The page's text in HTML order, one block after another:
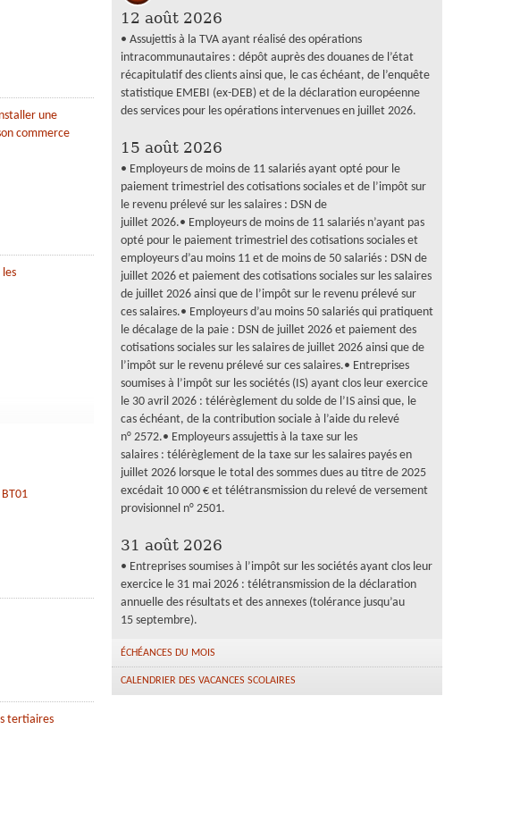
12 août 2026
• Assujettis à la TVA ayant réalisé des opérations
intracommunautaires : dépôt auprès des douanes de l’état
récapitulatif des clients ainsi que, le cas échéant, de l’enquête
statistique EMEBI (ex-DEB) et de la déclaration européenne
des services pour les opérations intervenues en juillet 2026.
15 août 2026
• Employeurs de moins de 11 salariés ayant opté pour le
paiement trimestriel des cotisations sociales et de l’impôt sur
le revenu prélevé sur les salaires : DSN de
juillet 2026.• Employeurs de moins de 11 salariés n’ayant pas
opté pour le paiement trimestriel des cotisations sociales et
employeurs d’au moins 11 et de moins de 50 salariés : DSN de
juillet 2026 et paiement des cotisations sociales sur les salaires
de juillet 2026 ainsi que de l’impôt sur le revenu prélevé sur
ces salaires.• Employeurs d’au moins 50 salariés qui pratiquent
le décalage de la paie : DSN de juillet 2026 et paiement des
cotisations sociales sur les salaires de juillet 2026 ainsi que de
l’impôt sur le revenu prélevé sur ces salaires.• Entreprises
soumises à l’impôt sur les sociétés (IS) ayant clos leur exercice
le 30 avril 2026 : télérèglement du solde de l’IS ainsi que, le
cas échéant, de la contribution sociale à l’aide du relevé
n° 2572.• Employeurs assujettis à la taxe sur les
salaires : télérèglement de la taxe sur les salaires payés en
juillet 2026 lorsque le total des sommes dues au titre de 2025
excédait 10 000 € et télétransmission du relevé de versement
provisionnel n° 2501.
31 août 2026
• Entreprises soumises à l’impôt sur les sociétés ayant clos leur
exercice le 31 mai 2026 : télétransmission de la déclaration
annuelle des résultats et des annexes (tolérance jusqu’au
15 septembre).
ÉCHÉANCES DU MOIS
CALENDRIER DES VACANCES SCOLAIRES